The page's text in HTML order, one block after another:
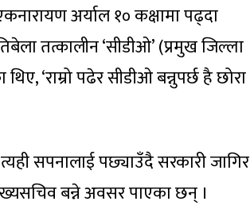
अर्याल १० कक्षामा पढ्दा
तत्कालीन ‘सीडीओ’ (प्रमुख जिल्ला
‘राम्रो पढेर सीडीओ बन्नुपर्छ है छोरा
सपनालाई पछ्याउँदै सरकारी जागिर
बन्ने अवसर पाएका छन् ।